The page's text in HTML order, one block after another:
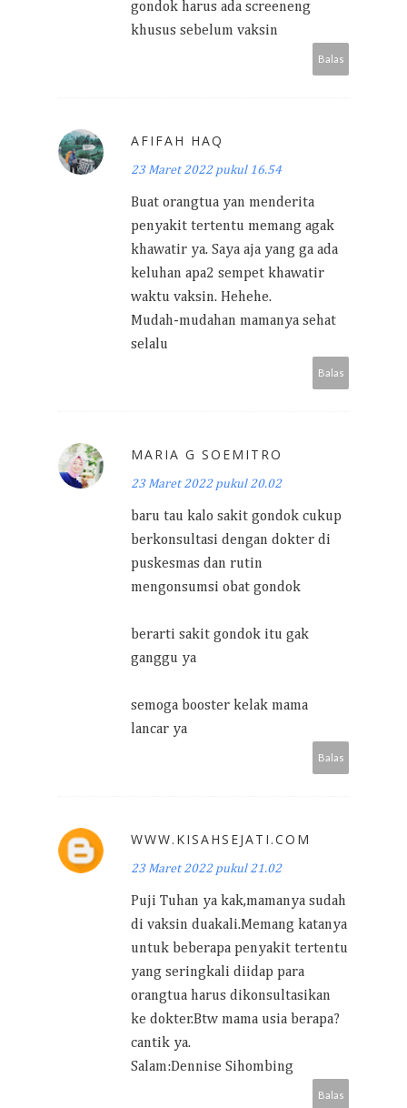
gondok harus ada screeneng
khusus sebelum vaksin
Balas
AFIFAH HAQ
23 Maret 2022 pukul 16.54
Buat orangtua yan menderita
penyakit tertentu memang agak
khawatir ya. Saya aja yang ga ada
keluhan apa2 sempet khawatir
waktu vaksin. Hehehe.
Mudah-mudahan mamanya sehat
selalu
Balas
MARIA G SOEMITRO
23 Maret 2022 pukul 20.02
baru tau kalo sakit gondok cukup
berkonsultasi dengan dokter di
puskesmas dan rutin
mengonsumsi obat gondok
berarti sakit gondok itu gak
ganggu ya
semoga booster kelak mama
lancar ya
Balas
WWW.KISAHSEJATI.COM
23 Maret 2022 pukul 21.02
Puji Tuhan ya kak,mamanya sudah
di vaksin duakali.Memang katanya
untuk beberapa penyakit tertentu
yang seringkali diidap para
orangtua harus dikonsultasikan
ke dokter.Btw mama usia berapa?
cantik ya.
Salam:Dennise Sihombing
Balas